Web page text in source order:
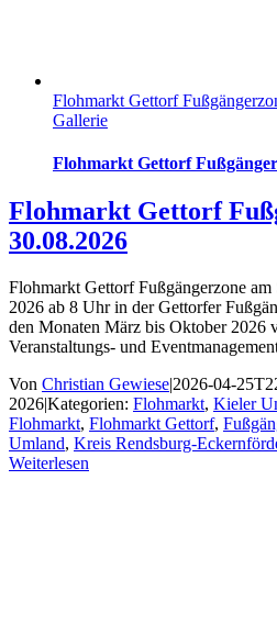
Flohmarkt Gettorf
Gallerie
Flohmarkt Gettorf
Flohmarkt Gettorf
30.08.2026
Flohmarkt Gettorf Fußgängerzone
2026 ab 8 Uhr in der Gettorfer
den Monaten März bis Oktober 2026
Veranstaltungs- und
Von Christian Gewiese|2026-04-
2026|Kategorien: Flohmarkt, Kieler
Flohmarkt, Flohmarkt Gettorf,
Umland, Kreis Rendsburg-
Weiterlesen